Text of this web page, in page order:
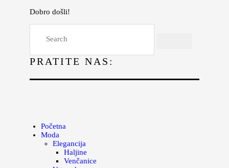
Dobro došli!
PRATITE NAS:
Početna
Moda
Elegancija
Haljine
Venčanice
Lepota
Kuhinja
Magazin